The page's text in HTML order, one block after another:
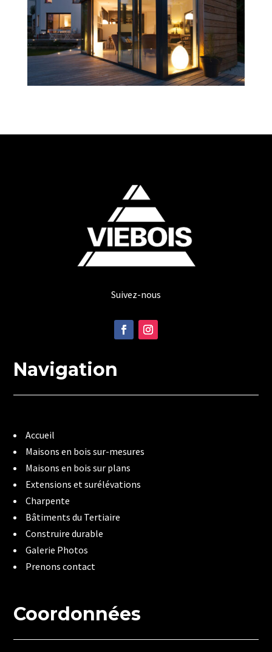
Suivez-nous
Navigation
Accueil
Maisons en bois sur-mesures
Maisons en bois sur plans
Extensions et surélévations
Charpente
Bâtiments du Tertiaire
Construire durable
Galerie Photos
Prenons contact
Coordonnées